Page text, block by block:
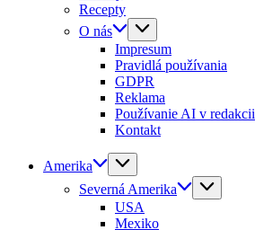
Recepty
O nás
Impresum
Pravidlá používania
GDPR
Reklama
Používanie AI v redakcii
Kontakt
Amerika
Severná Amerika
USA
Mexiko